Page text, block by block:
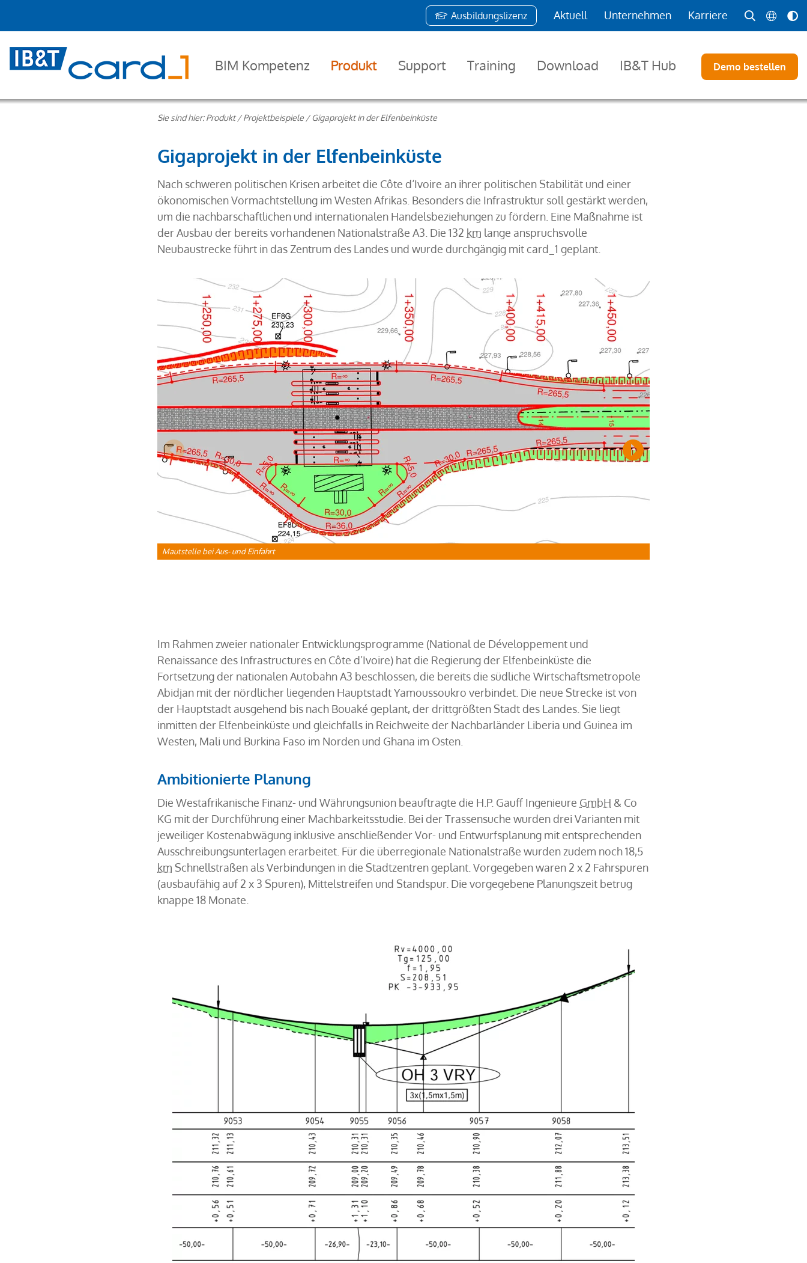
Ausbildungslizenz Aktuell Unternehmen Karriere
BIM Kompetenz Produkt Support Training Download IB&T Hub Demo bestellen
Sie sind hier:Produkt/Projektbeispiele /Gigaprojekt in der Elfenbeinküste
Gigaprojekt in der Elfenbeinküste
Nach schweren politischen Krisen arbeitet die Côte d‘Ivoire an ihrer politischen Stabilität und einer
ökonomischen Vormachtstellung im Westen Afrikas. Besonders die Infrastruktur soll gestärkt werden,
um die nachbarschaftlichen und internationalen Handelsbeziehungen zu fördern. Eine Maßnahme ist
der Ausbau der bereits vorhandenen Nationalstraße A3. Die 132 km lange anspruchsvolle
Neubaustrecke führt in das Zentrum des Landes und wurde durchgängig mit card_1 geplant.
Mautstelle bei Aus- und Einfahrt
Im Rahmen zweier nationaler Entwicklungsprogramme (National de Développement und
Renaissance des Infrastructures en Côte d’Ivoire) hat die Regierung der Elfenbeinküste die
Fortsetzung der nationalen Autobahn A3 beschlossen, die bereits die südliche Wirtschaftsmetropole
Abidjan mit der nördlicher liegenden Hauptstadt Yamoussoukro verbindet. Die neue Strecke ist von
der Hauptstadt ausgehend bis nach Bouaké geplant, der drittgrößten Stadt des Landes. Sie liegt
inmitten der Elfenbeinküste und gleichfalls in Reichweite der Nachbarländer Liberia und Guinea im
Westen, Mali und Burkina Faso im Norden und Ghana im Osten.
Ambitionierte Planung
Die Westafrikanische Finanz- und Währungsunion beauftragte die H.P. Gauff Ingenieure GmbH & Co
KG mit der Durchführung einer Machbarkeitsstudie. Bei der Trassensuche wurden drei Varianten mit
jeweiliger Kostenabwägung inklusive anschließender Vor- und Entwurfsplanung mit entsprechenden
Ausschreibungsunterlagen erarbeitet. Für die überregionale Nationalstraße wurden zudem noch 18,5
km Schnellstraßen als Verbindungen in die Stadtzentren geplant. Vorgegeben waren 2 x 2 Fahrspuren
(ausbaufähig auf 2 x 3 Spuren), Mittelstreifen und Standspur. Die vorgegebene Planungszeit betrug
knappe 18 Monate.